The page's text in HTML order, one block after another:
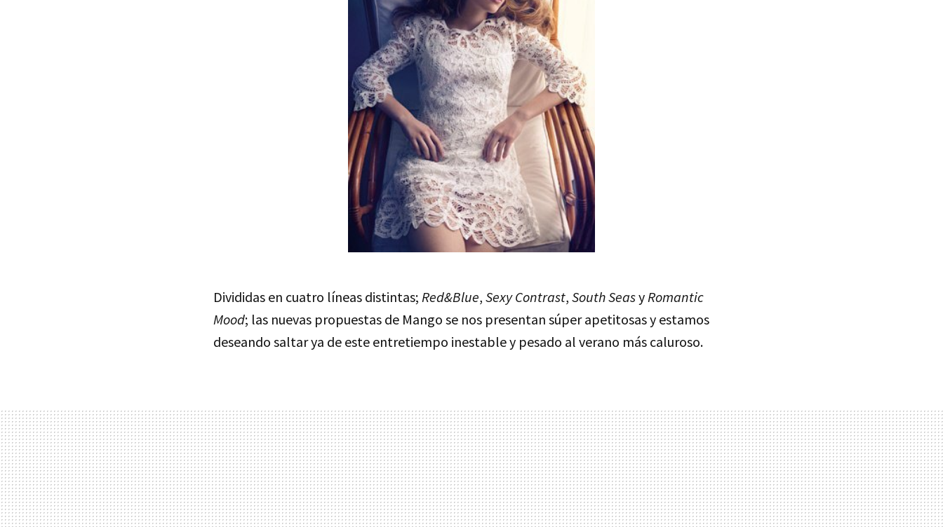
Divididas en cuatro líneas distintas; Red&Blue, Sexy Contrast, South SeasyRomantic
Mood; las nuevas propuestas de Mango se nos presentan súper apetitosas y estamos
deseando saltar ya de este entretiempo inestable y pesado al verano más caluroso.